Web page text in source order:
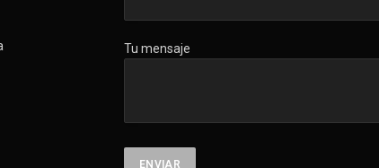
Tu mensaje